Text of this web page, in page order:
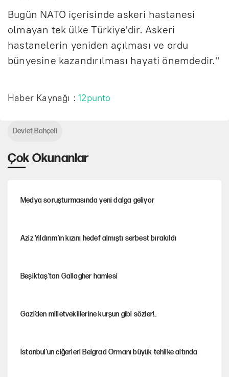
Bugün NATO içerisinde askeri hastanesi
olmayan tek ülke Türkiye'dir. Askeri
hastanelerin yeniden açılması ve ordu
bünyesine kazandırılması hayati önemdedir."
Haber Kaynağı :12punto
Çok Okunanlar
Medya soruşturmasında yeni dalga geliyor
Aziz Yıldırım'ın kızını hedef almıştı serbest bırakıldı
Beşiktaş’tan Gallagher hamlesi
Gazi’den milletvekillerine kurşun gibi sözler!..
İstanbul’un ciğerleri Belgrad Ormanı büyük tehlike altında
Devlet Bahçeli